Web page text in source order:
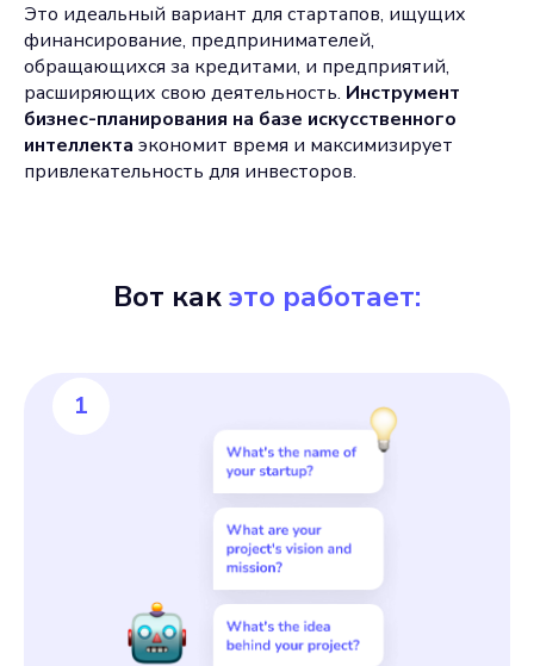
Это идеальный вариант для стартапов, ищущих
финансирование, предпринимателей,
обращающихся за кредитами, и предприятий,
расширяющих свою деятельность. Инструмент
бизнес-планирования на базе искусственного
интеллекта экономит время и максимизирует
привлекательность для инвесторов.
Вот какэто работает:
1